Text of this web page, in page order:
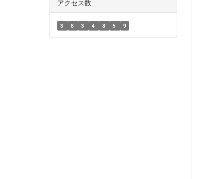
アクセス数
3 8 3 4 8 5 9